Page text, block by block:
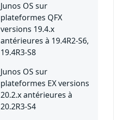
Junos OS sur
plateformes QFX
versions 19.4.x
antérieures à 19.4R2-S6,
19.4R3-S8
Junos OS sur
plateformes EX versions
20.2.x antérieures à
20.2R3-S4